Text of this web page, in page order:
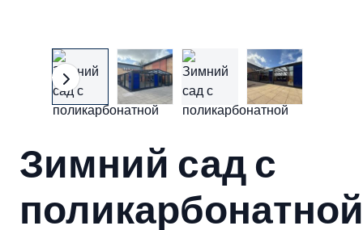
Зимний сад с
поликарбонатной